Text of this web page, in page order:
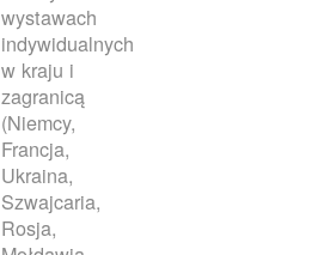
wystawach
indywidualnych
w kraju i
zagranicą
(Niemcy,
Francja,
Ukraina,
Szwajcaria,
Rosja,